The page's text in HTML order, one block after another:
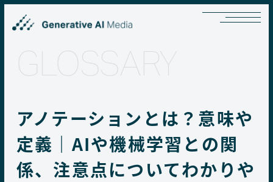
GLOSSARY
アノテーションとは？意味や
定義｜AIや機械学習との関
係、注意点についてわかりや